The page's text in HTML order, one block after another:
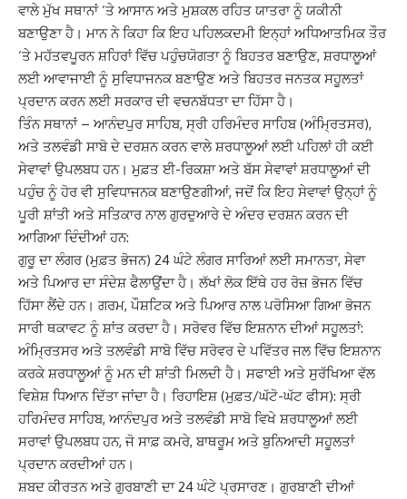
ਵਾਲੇ ਮੁੱਖ ਸਥਾਨਾਂ ‘ਤੇ ਆਸਾਨ ਅਤੇ ਮੁਸ਼ਕਲ ਰਹਿਤ ਯਾਤਰਾ ਨੂੰ ਯਕੀਨੀ
ਬਣਾਉਣਾ ਹੈ। ਮਾਨ ਨੇ ਕਿਹਾ ਕਿ ਇਹ ਪਹਿਲਕਦਮੀ ਇਨ੍ਹਾਂ ਅਧਿਆਤਮਿਕ ਤੌਰ
‘ਤੇ ਮਹੱਤਵਪੂਰਨ ਸ਼ਹਿਰਾਂ ਵਿੱਚ ਪਹੁੰਚਯੋਗਤਾ ਨੂੰ ਬਿਹਤਰ ਬਣਾਉਣ, ਸ਼ਰਧਾਲੂਆਂ
ਲਈ ਆਵਾਜਾਈ ਨੂੰ ਸੁਵਿਧਾਜਨਕ ਬਣਾਉਣ ਅਤੇ ਬਿਹਤਰ ਜਨਤਕ ਸਹੂਲਤਾਂ
ਪ੍ਰਦਾਨ ਕਰਨ ਲਈ ਸਰਕਾਰ ਦੀ ਵਚਨਬੱਧਤਾ ਦਾ ਹਿੱਸਾ ਹੈ।
ਤਿੰਨ ਸਥਾਨਾਂ – ਆਨੰਦਪੁਰ ਸਾਹਿਬ, ਸ੍ਰੀ ਹਰਿਮੰਦਰ ਸਾਹਿਬ (ਅੰਮ੍ਰਿਤਸਰ),
ਅਤੇ ਤਲਵੰਡੀ ਸਾਬੋ ਦੇ ਦਰਸ਼ਨ ਕਰਨ ਵਾਲੇ ਸ਼ਰਧਾਲੂਆਂ ਲਈ ਪਹਿਲਾਂ ਹੀ ਕਈ
ਸੇਵਾਵਾਂ ਉਪਲਬਧ ਹਨ। ਮੁਫ਼ਤ ਈ-ਰਿਕਸ਼ਾ ਅਤੇ ਬੱਸ ਸੇਵਾਵਾਂ ਸ਼ਰਧਾਲੂਆਂ ਦੀ
ਪਹੁੰਚ ਨੂੰ ਹੋਰ ਵੀ ਸੁਵਿਧਾਜਨਕ ਬਣਾਉਣਗੀਆਂ, ਜਦੋਂ ਕਿ ਇਹ ਸੇਵਾਵਾਂ ਉਨ੍ਹਾਂ ਨੂੰ
ਪੂਰੀ ਸ਼ਾਂਤੀ ਅਤੇ ਸਤਿਕਾਰ ਨਾਲ ਗੁਰਦੁਆਰੇ ਦੇ ਅੰਦਰ ਦਰਸ਼ਨ ਕਰਨ ਦੀ
ਆਗਿਆ ਦਿੰਦੀਆਂ ਹਨ:
ਗੁਰੂ ਦਾ ਲੰਗਰ (ਮੁਫ਼ਤ ਭੋਜਨ) 24 ਘੰਟੇ ਲੰਗਰ ਸਾਰਿਆਂ ਲਈ ਸਮਾਨਤਾ, ਸੇਵਾ
ਅਤੇ ਪਿਆਰ ਦਾ ਸੰਦੇਸ਼ ਫੈਲਾਉਂਦਾ ਹੈ। ਲੱਖਾਂ ਲੋਕ ਇੱਥੇ ਹਰ ਰੋਜ਼ ਭੋਜਨ ਵਿੱਚ
ਹਿੱਸਾ ਲੈਂਦੇ ਹਨ। ਗਰਮ, ਪੌਸ਼ਟਿਕ ਅਤੇ ਪਿਆਰ ਨਾਲ ਪਰੋਸਿਆ ਗਿਆ ਭੋਜਨ
ਸਾਰੀ ਥਕਾਵਟ ਨੂੰ ਸ਼ਾਂਤ ਕਰਦਾ ਹੈ। ਸਰੋਵਰ ਵਿੱਚ ਇਸ਼ਨਾਨ ਦੀਆਂ ਸਹੂਲਤਾਂ:
ਅੰਮ੍ਰਿਤਸਰ ਅਤੇ ਤਲਵੰਡੀ ਸਾਬੋ ਵਿੱਚ ਸਰੋਵਰ ਦੇ ਪਵਿੱਤਰ ਜਲ ਵਿੱਚ ਇਸ਼ਨਾਨ
ਕਰਕੇ ਸ਼ਰਧਾਲੂਆਂ ਨੂੰ ਮਨ ਦੀ ਸ਼ਾਂਤੀ ਮਿਲਦੀ ਹੈ। ਸਫਾਈ ਅਤੇ ਸੁਰੱਖਿਆ ਵੱਲ
ਵਿਸ਼ੇਸ਼ ਧਿਆਨ ਦਿੱਤਾ ਜਾਂਦਾ ਹੈ। ਰਿਹਾਇਸ਼ (ਮੁਫ਼ਤ/ਘੱਟੋ-ਘੱਟ ਫੀਸ): ਸ੍ਰੀ
ਹਰਿਮੰਦਰ ਸਾਹਿਬ, ਆਨੰਦਪੁਰ ਅਤੇ ਤਲਵੰਡੀ ਸਾਬੋ ਵਿਖੇ ਸ਼ਰਧਾਲੂਆਂ ਲਈ
ਸਰਾਵਾਂ ਉਪਲਬਧ ਹਨ, ਜੋ ਸਾਫ਼ ਕਮਰੇ, ਬਾਥਰੂਮ ਅਤੇ ਬੁਨਿਆਦੀ ਸਹੂਲਤਾਂ
ਪ੍ਰਦਾਨ ਕਰਦੀਆਂ ਹਨ।
ਸ਼ਬਦ ਕੀਰਤਨ ਅਤੇ ਗੁਰਬਾਣੀ ਦਾ 24 ਘੰਟੇ ਪ੍ਰਸਾਰਣ। ਗੁਰਬਾਣੀ ਦੀਆਂ